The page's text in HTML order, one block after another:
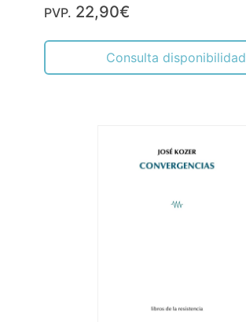
PVP. 22,90€
Consulta disponibilidad